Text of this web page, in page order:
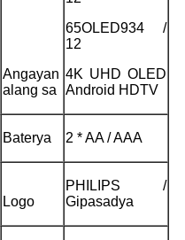
Angayan
alang sa
65OLED934 /
12
4K UHD OLED
Android HDTV
Baterya 2 * AA / AAA
Logo
PHILIPS /
Gipasadya